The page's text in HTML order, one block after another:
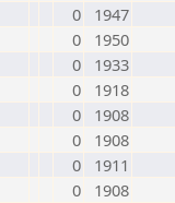
0
1947
0
1950
0
1933
0
1918
0
1908
0
1908
0
1911
0
1908